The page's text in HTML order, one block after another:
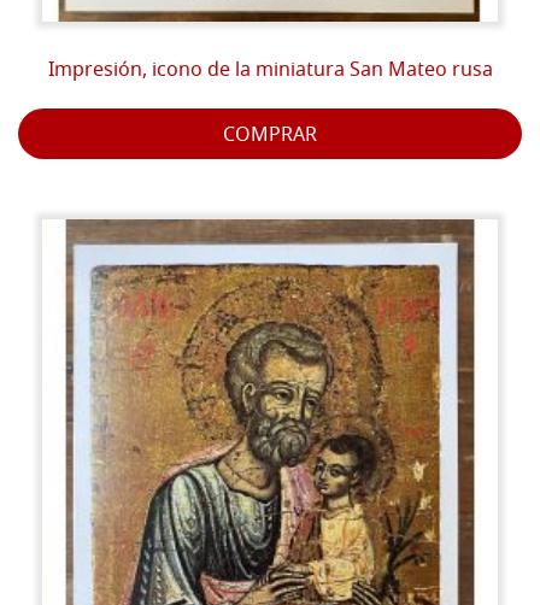
Impresión, icono de la miniatura San Mateo rusa
COMPRAR